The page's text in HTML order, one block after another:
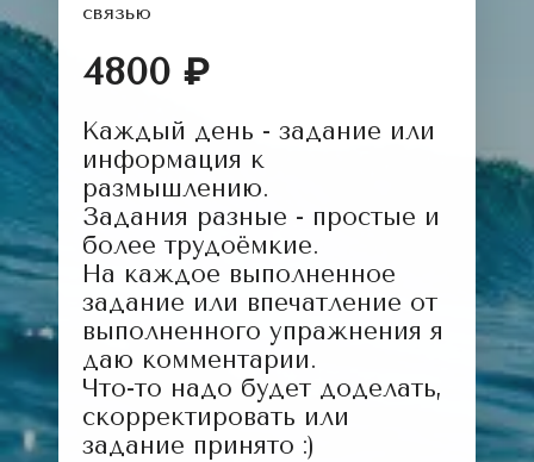
связью
4800 ₽
Каждый день - задание или
информация к
размышлению.
Задания разные - простые и
более трудоёмкие.
На каждое выполненное
задание или впечатление от
выполненного упражнения я
даю комментарии.
Что-то надо будет доделать,
скорректировать или
задание принято :)